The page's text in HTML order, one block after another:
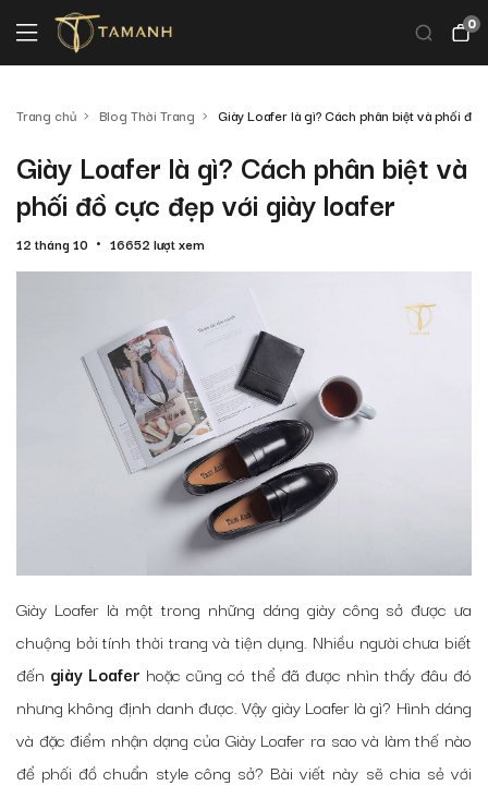
0
Trang chủ Blog Thời Trang Giày Loafer là gì? Cách phân biệt và phối
Giày Loafer là gì? Cách phân biệt và
phối đồ cực đẹp với giày loafer
12 tháng 10 16652 lượt xem
Giày Loafer là một trong những dáng giày công sở được ưa
chuộng bởi tính thời trang và tiện dụng. Nhiều người chưa biết
đến giày Loafer hoặc cũng có thể đã được nhìn thấy đâu đó
nhưng không định danh được. Vậy giày Loafer là gì? Hình dáng
và đặc điểm nhận dạng của Giày Loafer ra sao và làm thế nào
để phối đồ chuẩn style công sở? Bài viết này sẽ chia sẻ với